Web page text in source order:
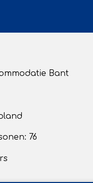
Bant
76